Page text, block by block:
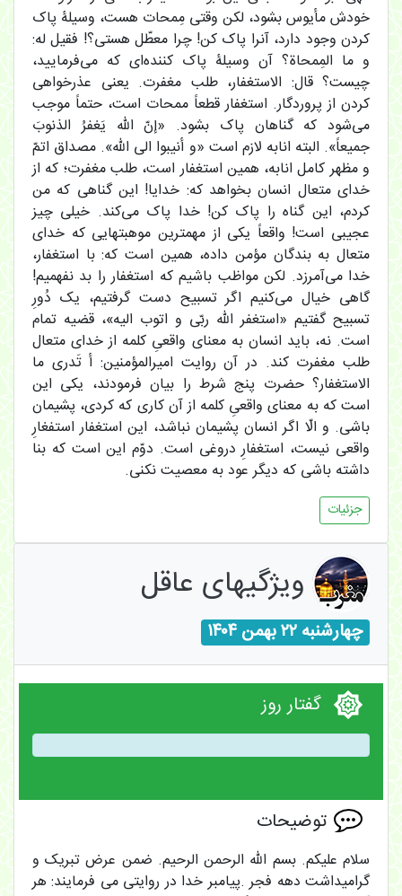
خودش مأیوس بشود، لکن وقتی مِمحات هست، وسیلۀ پاک
کردن وجود دارد، آنرا پاک کن! چرا معطّل هستی؟! فقیل له:
و ما المِمحاة؟ آن وسیلۀ پاک کننده‌ای که می‌فرمایید،
چیست؟ قال: الاستغفار، طلب مغفرت. یعنی عذرخواهی
کردن از پروردگار. استغفار قطعاً ممحات است، حتماً موجب
می‌شود که گناهان پاک بشود. «إنّ الله یَغفرُ الذنوبَ
جمیعاً». البته انابه لازم است «و أنیبوا الی الله». مصداق اتمّ
و مظهر کامل انابه، همین استغفار است، طلب مغفرت؛ که از
خدای متعال انسان بخواهد که: خدایا! این گناهی که من
کردم، این گناه را پاک کن! خدا پاک می‌کند. خیلی چیز
عجیبی است! واقعاً یکی از مهمترین موهبتهایی که خدای
متعال به بندگان مؤمن داده، همین است که: با استغفار،
خدا می‌آمرزد. لکن مواظب باشیم که استغفار را بد نفهمیم!
گاهی خیال می‌کنیم اگر تسبیح دست گرفتیم، یک دُورِ
تسبیح گفتیم «استغفر الله ربّی و اتوب الیه»، قضیه تمام
است. نه، باید انسان به معنای واقعیِ کلمه از خدای متعال
طلب مغفرت کند. در آن روایت امیرالمؤمنین: أ تَدری ما
الاستغفار؟ حضرت پنج شرط را بیان فرمودند، یکی این
است که به معنای واقعیِ کلمه از آن کاری که کردی، پشیمان
باشی. و الّا اگر انسان پشیمان نباشد، این استغفار استفغارِ
واقعی نیست، استغفارِ دروغی است. دوّم این است که بنا
داشته باشی که دیگر عود به معصیت نکنی.
جزئیات
ویژگیهای عاقل
چهارشنبه ۲۲ بهمن ۱۴۰۴
گفتار روز
توضیحات
سلام علیکم. بسم الله الرحمن الرحیم. ضمن عرض تبریک و
گرامیداشت دهه فجر .پیامبر خدا در روایتی می فرمایند: هر